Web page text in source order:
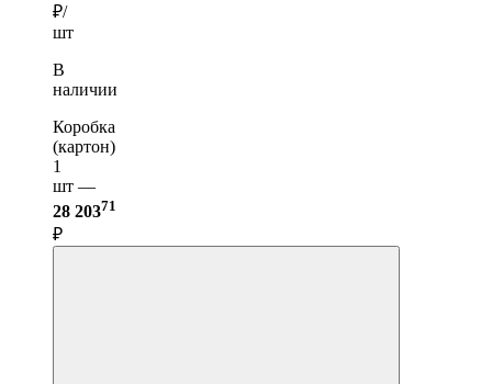
₽/
шт
В
наличии
Коробка
(картон)
1
шт —
28 20371
₽